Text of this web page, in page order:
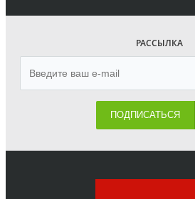
РАССЫЛКА
ПОДПИСАТЬСЯ